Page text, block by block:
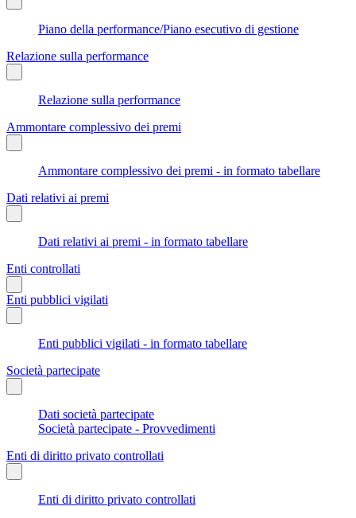
Piano della performance/Piano esecutivo di gestione
Relazione sulla performance
Relazione sulla performance
Ammontare complessivo dei premi
Ammontare complessivo dei premi - in formato tabellare
Dati relativi ai premi
Dati relativi ai premi - in formato tabellare
Enti controllati
Enti pubblici vigilati
Enti pubblici vigilati - in formato tabellare
Società partecipate
Dati società partecipate
Società partecipate - Provvedimenti
Enti di diritto privato controllati
Enti di diritto privato controllati